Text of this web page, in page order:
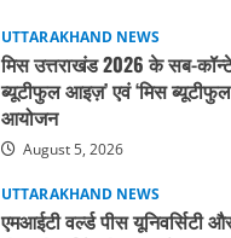
आयोजन
August 5, 2026
UTTARAKHAND NEWS
एमआईटी वर्ल्ड पीस यूनिवर्सिटी और
बीएसबीआई के बीच समझौता;
को मिलेंगे वैश्विक अवसर
August 5, 2026